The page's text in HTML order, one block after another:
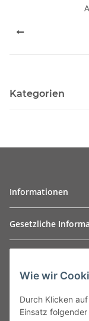
Kategorien
Informationen
Gesetzliche
Leibnizstraße 2a
Germany
Wie wir
Durch Klicken
Einsatz